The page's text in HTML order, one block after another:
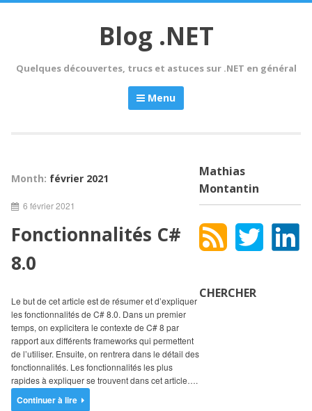
Blog .NET
Quelques découvertes, trucs et astuces sur .NET en général
Menu
Month: février 2021
6 février 2021
Fonctionnalités C#
8.0
Le but de cet article est de résumer et d’expliquer
les fonctionnalités de C# 8.0. Dans un premier
temps, on explicitera le contexte de C# 8 par
rapport aux différents frameworks qui permettent
de l’utiliser. Ensuite, on rentrera dans le détail des
fonctionnalités. Les fonctionnalités les plus
rapides à expliquer se trouvent dans cet article….
Continuer à lire
Mathias
Montantin
CHERCHER